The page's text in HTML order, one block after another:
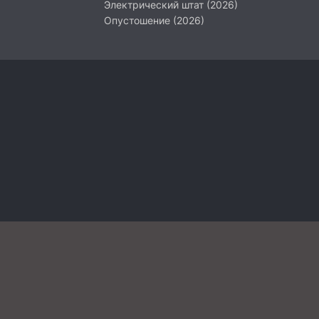
Электрический штат (2026)
Опустошение (2026)